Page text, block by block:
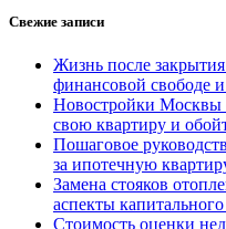
Свежие записи
Жизнь после
финансовой свободе
Новостройки Москвы
свою квартиру и
Пошаговое
за ипотечную
Замена стояков
аспекты
Стоимость оценки